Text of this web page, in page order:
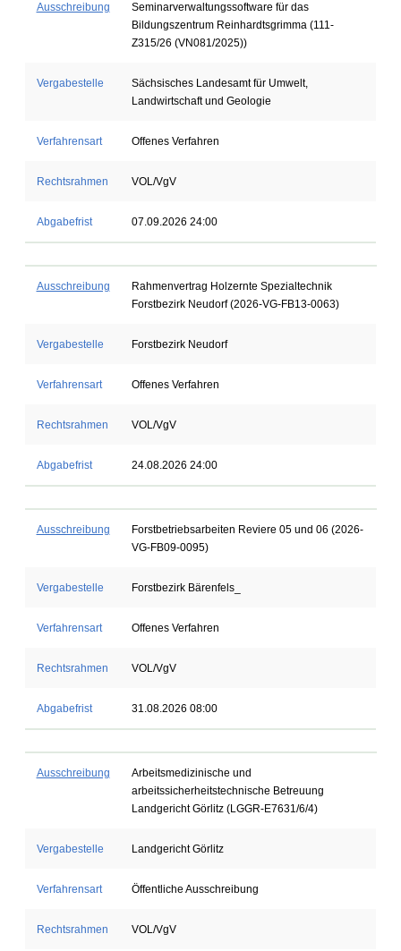
Ausschreibung
Seminarverwaltungssoftware für das
Bildungszentrum Reinhardtsgrimma (111-
Z315/26 (VN081/2025))
Vergabestelle
Sächsisches Landesamt für Umwelt,
Landwirtschaft und Geologie
Verfahrensart Offenes Verfahren
Rechtsrahmen VOL/VgV
Abgabefrist 07.09.2026 24:00
Ausschreibung
Rahmenvertrag Holzernte Spezialtechnik
Forstbezirk Neudorf (2026-VG-FB13-0063)
Vergabestelle Forstbezirk Neudorf
Verfahrensart Offenes Verfahren
Rechtsrahmen VOL/VgV
Abgabefrist 24.08.2026 24:00
Ausschreibung
Forstbetriebsarbeiten Reviere 05 und 06 (2026-
VG-FB09-0095)
Vergabestelle Forstbezirk Bärenfels_
Verfahrensart Offenes Verfahren
Rechtsrahmen VOL/VgV
Abgabefrist 31.08.2026 08:00
Ausschreibung
Arbeitsmedizinische und
arbeitssicherheitstechnische Betreuung
Landgericht Görlitz (LGGR-E7631/6/4)
Vergabestelle Landgericht Görlitz
Verfahrensart Öffentliche Ausschreibung
Rechtsrahmen VOL/VgV